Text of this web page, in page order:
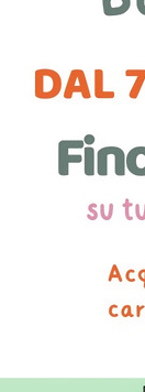
proprio così,
bellico, “il trionfo
trionfo
condurci a
vista negativo
sociale
L’educazione,
circostante, la
erano quindi
ogni metodo
crimine. Era
il suo